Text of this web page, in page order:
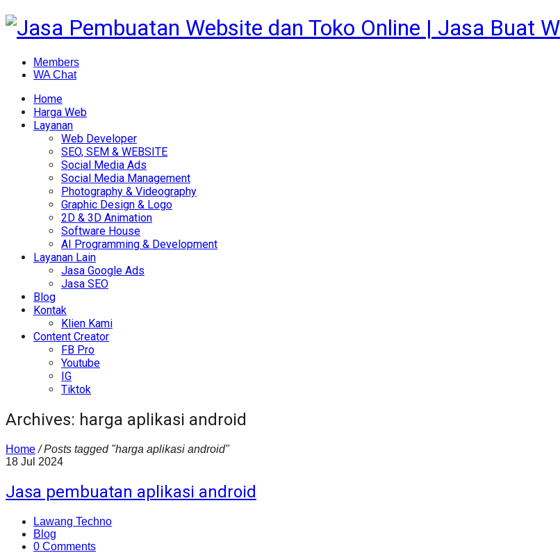
Members
WA Chat
Home
Harga Web
Layanan
Web Developer
SEO, SEM & WEBSITE
Social Media Ads
Social Media Management
Photography & Videography
Graphic Design & Logo
2D & 3D Animation
Software House
AI Programming & Development
Layanan Lain
Jasa Google Ads
Jasa SEO
Blog
Kontak
Klien Kami
Content Creator
FB Pro
Youtube
IG
Tiktok
Archives: harga aplikasi android
Home / Posts tagged "harga aplikasi android"
18 Jul 2024
Jasa pembuatan aplikasi android
Lawang Techno
Blog
0 Comments